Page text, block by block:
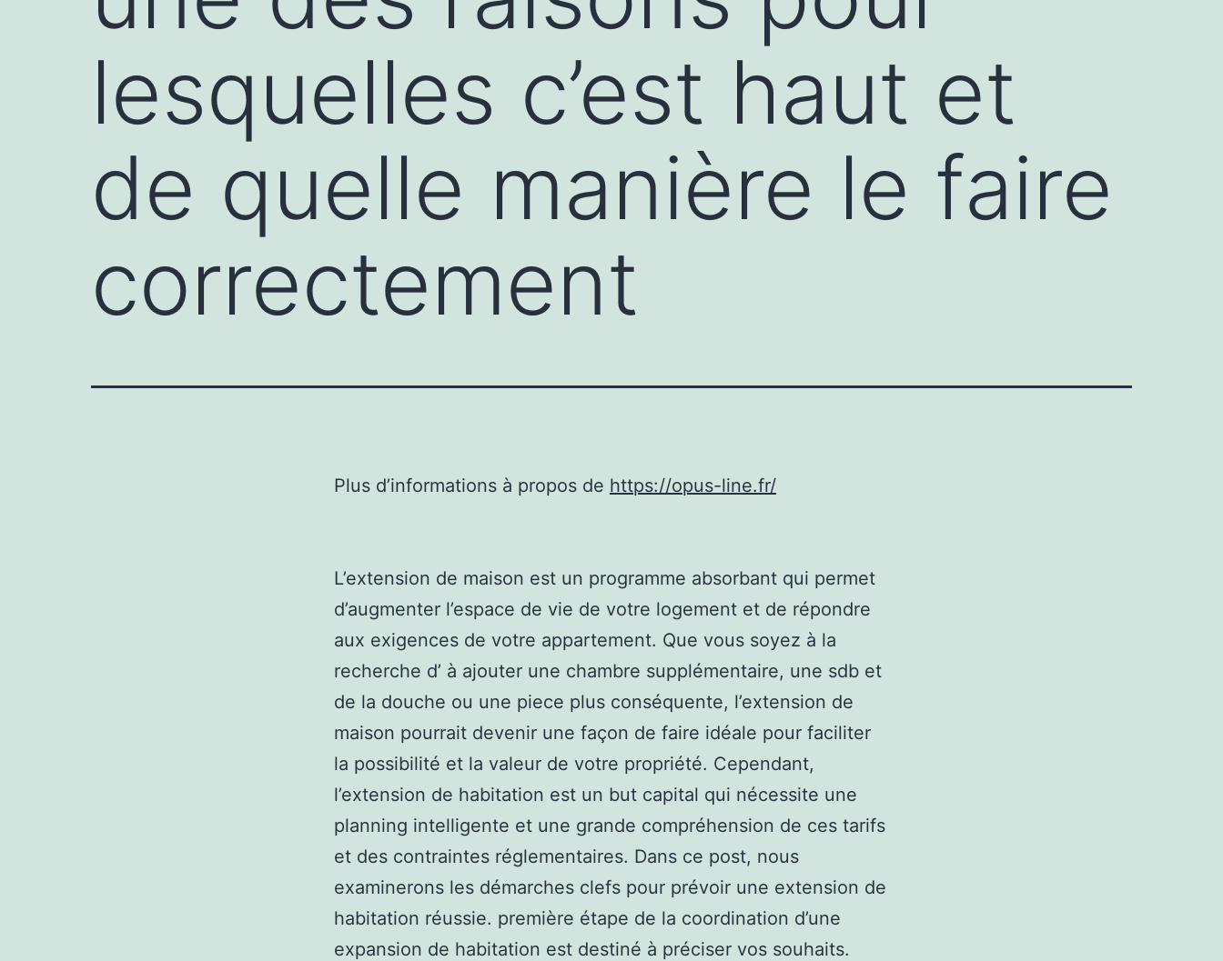
lesquelles c’est haut et
de quelle manière le faire
correctement
Plus d’informations à propos de https://opus-line.fr/
L’extension de maison est un programme absorbant qui permet
d’augmenter l’espace de vie de votre logement et de répondre
aux exigences de votre appartement. Que vous soyez à la
recherche d’ à ajouter une chambre supplémentaire, une sdb et
de la douche ou une piece plus conséquente, l’extension de
maison pourrait devenir une façon de faire idéale pour faciliter
la possibilité et la valeur de votre propriété. Cependant,
l’extension de habitation est un but capital qui nécessite une
planning intelligente et une grande compréhension de ces tarifs
et des contraintes réglementaires. Dans ce post, nous
examinerons les démarches clefs pour prévoir une extension de
habitation réussie. première étape de la coordination d’une
expansion de habitation est destiné à préciser vos souhaits.